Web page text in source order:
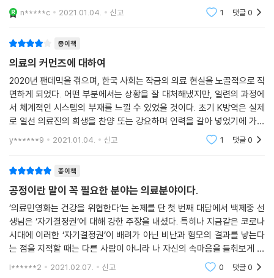
자를 위한 경제적인 토대가 되어왔음을 폭로한다. 김창엽은 고령화나 지역
위축이 심화되면서 현재의 시장형 시스템과 건강보험의 공적 재정이 더이
기 상황이 곧 기회가 될 수 있음을 역설하며 고통받고 있는 사람들의 어려
움에 응답하는 ‘사람중심’ 시각을 되살려야 함을 강조한다.
한국사회에서 의사라는 직업은 어떤 위치에 있나
의료 인력을 둘러싼 논쟁, 그 해법을 찾는다
2020년 의사파업은 의대정원 확대와 공공의대 설립 정책에 의료계가 반
으로 참여했으며, 개원의들도 젊은 의사들의 파업을 지지, 응원하는 양상
이었다. 하지만 이들의 파업은 집단이기주의 및 엘리트주의로 비춰지면서
전국민적인 반감을 샀고, 특히 코로나19 팬데믹 와중에 응급실, 중환자실
등 필수의료 영역에서도 전공의들이 철수하면서 여론이 악화되었다. 의사
파업은 단순히 의대 정원 확대에만 국한된 문제가 아니라 의사 양성과정
전체와 연결해 고민해야 하고, 더 나아가 한국사회에서 의사라는 직업은
어떻게 자리매김되어야 하는가, 의료 인력은 과연 공공재인가라는 물음과
연결될 수 있어야 의사를 둘러싼 엘리트주의, 전문가주의 문제를 극복할
텨뷰 몇 개 따서 책하나 후딱 만들었구나 라는 느낌이 이 책에 대해서 처음
내가 가진 편
n*****c 2021.01.04. 신고 1 댓글0
종이책
의료의 커먼즈에 대하여
2020년 팬데믹을 겪으며, 한국 사회는 작금의 의료 현실을 노골적으로 직
면하게 되었다. 어떤 부분에서는 상황을 잘 대처해냈지만, 일련의 과정에
서 체계적인 시스템의 부재를 느낄 수 있었을 것이다. 초기 K방역은 실제
로 일선 의료진의 희생을 찬양 또는 강요하며 인력을 갈아 넣었기에 가능
했고, 자원 봉사와 파견 지원이 있었기에 대처할 수 있었다고 생각한다. 그
렇기에 앞으로의
y******9 2021.01.04. 신고 1 댓글0
종이책
공정이란 말이 꼭 필요한 분야는 의료분야이다.
’의료민영화는 건강을 위협한다‘는 논제를 단 첫 번째 대담에서 백제중 선
생님은 ‘자기결정권’에 대해 강한 주장을 내셨다. 특히나 지금같은 코로나
시대에 이러한 ‘자기결정권’이 배려가 아닌 비난과 혐모의 결과를 낳는다
는 점을 지적할 때는 다른 사람이 아니라 나 자신의 속마음을 들춰보게 되
었다. 지금과 같은 시대라고 꼬집어 이야기하지 않아도 의료계에 대한 주
l******2 2021.02.07. 신고 0 댓글0